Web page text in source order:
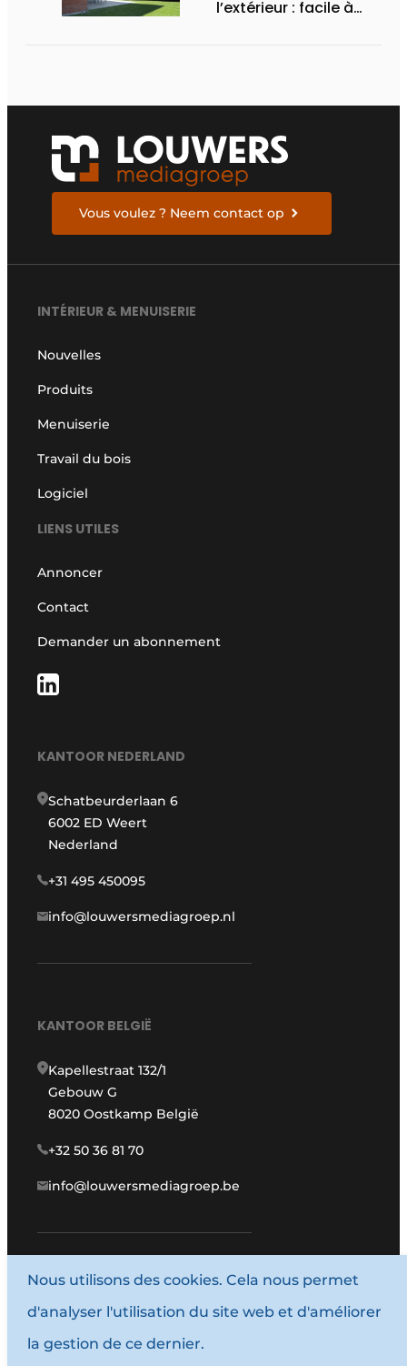
l’extérieur : facile à
Vous voulez ? Neem contact op
INTÉRIEUR & MENUISERIE
Nouvelles
Produits
Menuiserie
Travail du bois
Logiciel
LIENS UTILES
Annoncer
Contact
Demander un abonnement
KANTOOR NEDERLAND
Schatbeurderlaan 6
6002 ED Weert
Nederland
+31 495 450095
info@louwersmediagroep.nl
KANTOOR BELGIË
Kapellestraat 132/1
Gebouw G
8020 Oostkamp België
+32 50 36 81 70
info@louwersmediagroep.be
www.louwersmediagroep.com
© 1987 - 2026 Louwersmediagroep.
Termes et conditions
Nous utilisons des cookies. Cela nous permet
d'analyser l'utilisation du site web et d'améliorer
la gestion de ce dernier.